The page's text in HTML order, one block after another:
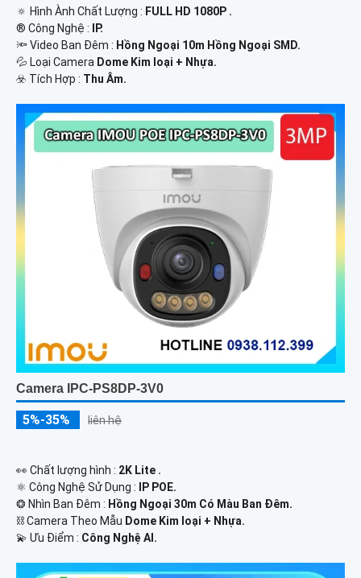
🔅 Hình Ành Chất Lượng : FULL HD 1080P .
®️ Công Nghệ :
IP.
🔦 Video Ban Đêm : Hồng Ngoại 10m Hồng Ngoại SMD.
💦 Loại Camera Dome Kim loại + Nhựa.
️☣️ Tích Hợp : Thu Âm.
Camera IPC-PS8DP-3V0
5%-35% liên hệ
️👀 Chất lượng hình : 2K Lite .
⚛️ Công Nghệ Sử Dụng :
IP POE.
❂ Nhìn Ban Đêm : Hồng Ngoại 30m Có Màu Ban Ðêm.
⛓ Camera Theo Mẫu Dome Kim loại + Nhựa.
️💫 Ưu Điểm : Công Nghệ AI.